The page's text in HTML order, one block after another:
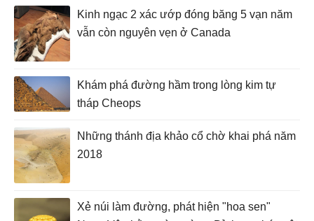
Kinh ngạc 2 xác ướp đóng băng 5 vạn năm
vẫn còn nguyên vẹn ở Canada
Khám phá đường hầm trong lòng kim tự
tháp Cheops
Những thánh địa khảo cổ chờ khai phá năm
2018
Xẻ núi làm đường, phát hiện "hoa sen"